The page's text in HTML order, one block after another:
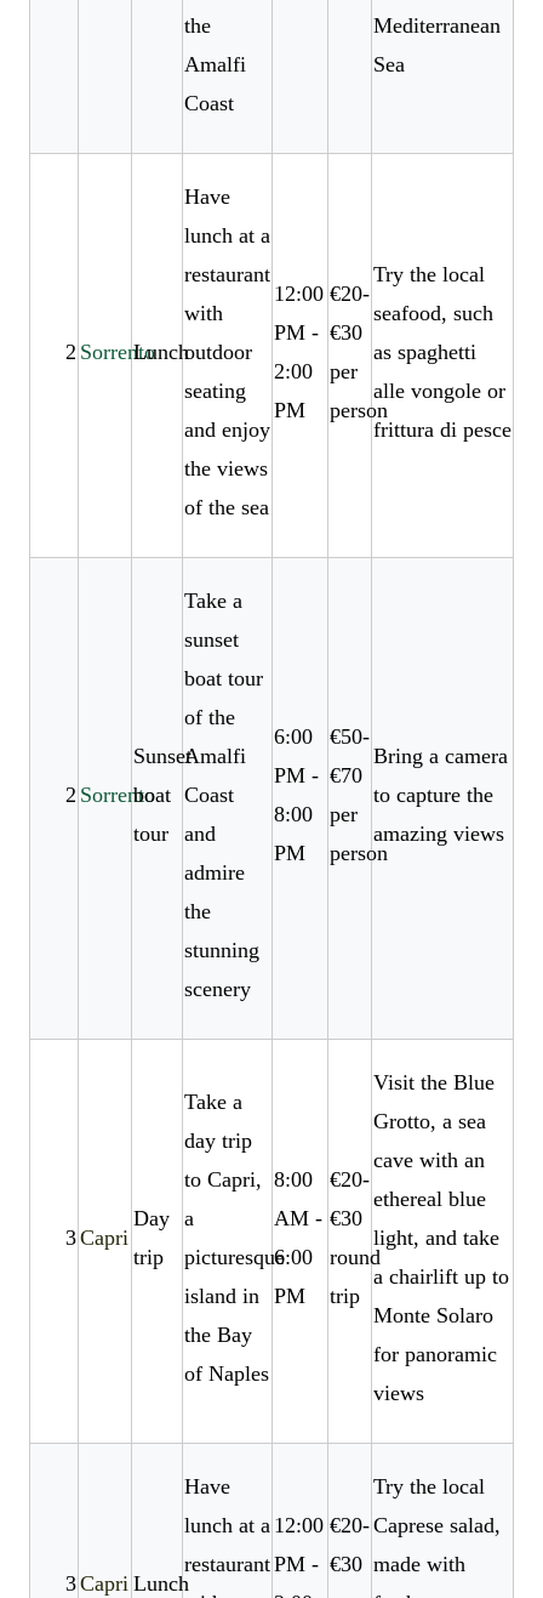
the
Amalfi
Coast
Mediterranean
Sea
2 SorrentoLunch
Have
lunch at a
restaurant
with
outdoor
seating
and enjoy
the views
of the sea
12:00
PM -
2:00
PM
€20-
€30
per
person
Try the local
seafood, such
as spaghetti
alle vongole or
frittura di pesce
2 Sorrento
Sunset
boat
tour
Take a
sunset
boat tour
of the
Amalfi
Coast
and
admire
the
stunning
scenery
6:00
PM -
8:00
PM
€50-
€70
per
person
Bring a camera
to capture the
amazing views
3Capri
Day
trip
Take a
day trip
to Capri,
a
picturesque
island in
the Bay
of Naples
8:00
AM -
6:00
PM
€20-
€30
round
trip
Visit the Blue
Grotto, a sea
cave with an
ethereal blue
light, and take
a chairlift up to
Monte Solaro
for panoramic
views
3Capri Lunch
Have
lunch at a
restaurant
12:00
PM -
€20-
€30
Try the local
Caprese salad,
made with